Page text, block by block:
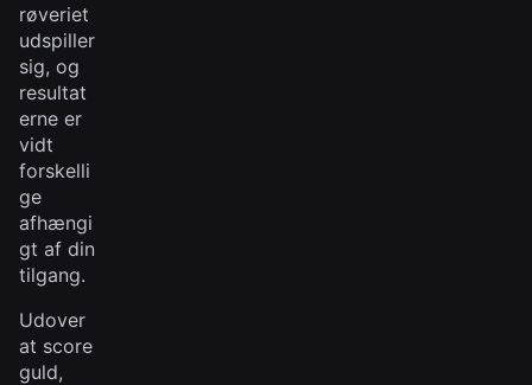
røveriet
udspiller
sig, og
resultat
erne er
vidt
forskelli
ge
afhængi
gt af din
tilgang.
Udover
at score
guld,